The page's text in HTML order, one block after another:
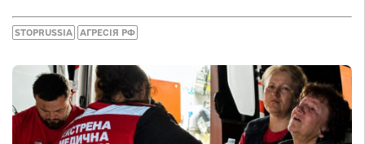
STOPRUSSIA АГРЕСІЯ РФ